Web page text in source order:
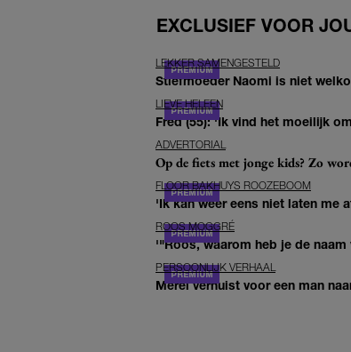
EXCLUSIEF VOOR
LEKKER SAMENGESTELD
Stiefmoeder Naomi is niet
LIEVE HELEEN
Fred (55): 'Ik vind het moeilijk
ADVERTORIAL
Op de fiets met jonge kids? Zo
FLOOR BAKHUYS ROOZEBOOM
'Ik kan weer eens niet laten me
ROOS MOGGRÉ
'"Roos, waarom heb je de
PERSOONLIJK VERHAAL
Merel verhuist voor een man